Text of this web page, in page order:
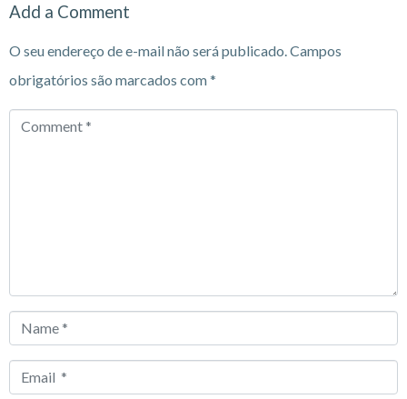
Add a Comment
O seu endereço de e-mail não será publicado. Campos
obrigatórios são marcados com*
Comment
Name
Email